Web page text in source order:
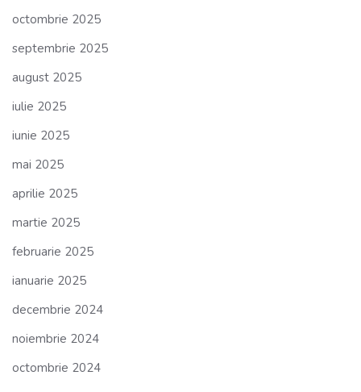
octombrie 2025
septembrie 2025
august 2025
iulie 2025
iunie 2025
mai 2025
aprilie 2025
martie 2025
februarie 2025
ianuarie 2025
decembrie 2024
noiembrie 2024
octombrie 2024